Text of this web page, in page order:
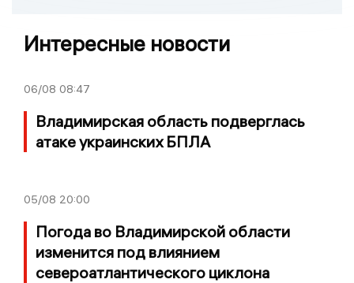
Интересные новости
06/08 08:47
Владимирская область подверглась
атаке украинских БПЛА
05/08 20:00
Погода во Владимирской области
изменится под влиянием
североатлантического циклона